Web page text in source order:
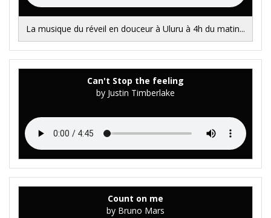
La musique du réveil en douceur à Uluru à 4h du matin...
Can't Stop the feeling
by Justin Timberlake
Count on me
by Bruno Mars